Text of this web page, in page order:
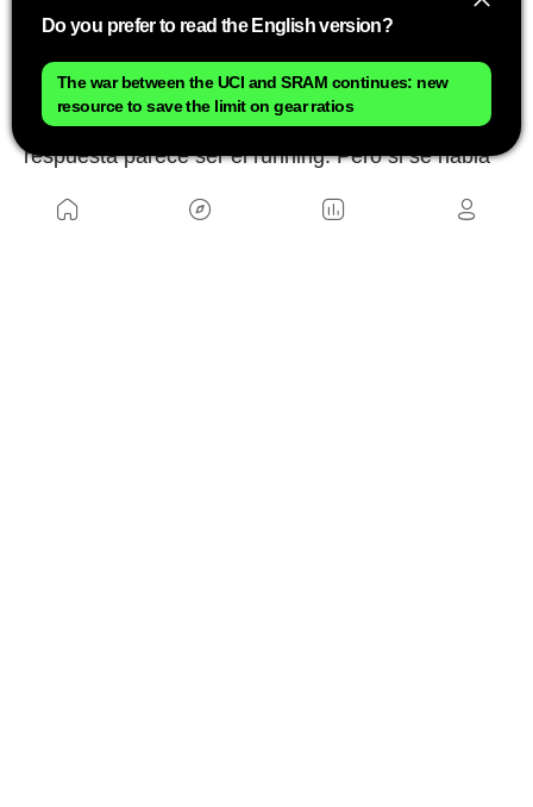
En otras palabras, si la pregunta es qué deporte
hace trabajar más al corazón minuto a minuto, la
respuesta parece ser el running. Pero si se habla
completamente abierta.
Do you prefer to read the English version?
The war between the UCI and SRAM continues: new
resource to save the limit on gear ratios